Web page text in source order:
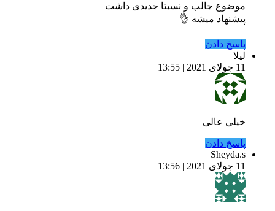
موضوع جالب و نسبتا جدیدی داشت
پیشنهاد میشه 👌
پاسخ دادن
لیلا
11 جولای 2021 | 13:55
خیلی عالی
پاسخ دادن
Sheyda.s
11 جولای 2021 | 13:56